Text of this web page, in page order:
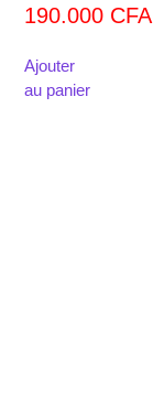
190.000 CFA
Ajouter
au panier